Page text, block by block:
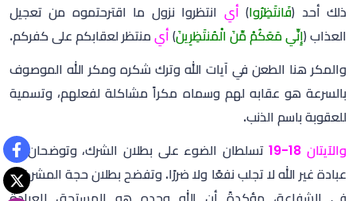
ذلك أحد ﴿فَانتَظِرُوا﴾أي انتظروا نزول ما اقترحتموه من تعجيل
العذاب ﴿إِنِّي مَعَكُمْ مِّنَ الْمُنتَظِرِينَ﴾أيمنتظر لعقابكم على كفركم.
والمكر هنا الطعن في آيات الله وترك شكره ومكر الله الموصوف
بالسرعة هو عقابه لهم وسماه مكراً مشاكلة لفعلهم، وتسمية
للعقوبة باسم الذنب.
والآيتان 18-19
تسلطان الضوء على بطلان الشرك، وتوضحان أن
عبادة غير الله لا تجلب نفعًا ولا ضررًا. وتفضح بطلان حجة المشركين